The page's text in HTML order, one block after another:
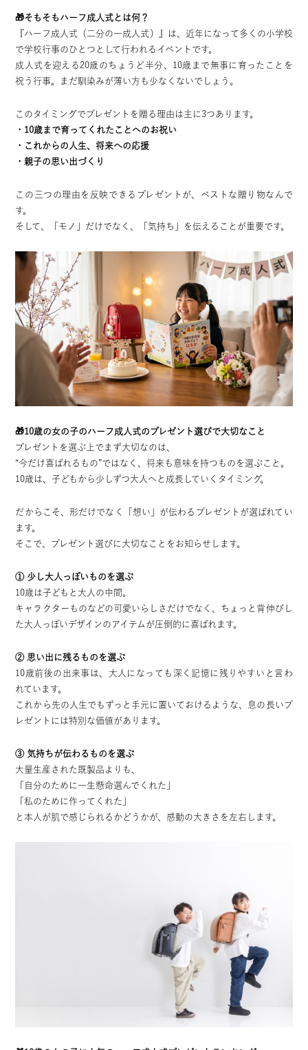
🎁そもそもハーフ成人式とは何？
『ハーフ成人式（二分の一成人式）』は、近年になって多くの小学校
で学校行事のひとつとして行われるイベントです。
成人式を迎える20歳のちょうど半分、10歳まで無事に育ったことを
祝う行事。まだ馴染みが薄い方も少なくないでしょう。
このタイミングでプレゼントを贈る理由は主に3つあります。
・10歳まで育ってくれたことへのお祝い
・これからの人生、将来への応援
・親子の思い出づくり
この三つの理由を反映できるプレゼントが、ベストな贈り物なんで
す。
そして、「モノ」だけでなく、「気持ち」を伝えることが重要です。
🎁10歳の女の子のハーフ成人式のプレゼント選びで大切なこと
プレゼントを選ぶ上でまず大切なのは、
“今だけ喜ばれるもの”ではなく、将来も意味を持つものを選ぶこと。
10歳は、子どもから少しずつ大人へと成長していくタイミング。
だからこそ、形だけでなく「想い」が伝わるプレゼントが選ばれてい
ます。
そこで、プレゼント選びに大切なことをお知らせします。
① 少し大人っぽいものを選ぶ
10歳は子どもと大人の中間。
キャラクターものなどの可愛いらしさだけでなく、ちょっと背伸びし
た大人っぽいデザインのアイテムが圧倒的に喜ばれます。
② 思い出に残るものを選ぶ
10歳前後の出来事は、大人になっても深く記憶に残りやすいと言わ
れています。
これから先の人生でもずっと手元に置いておけるような、息の長いプ
レゼントには特別な価値があります。
③ 気持ちが伝わるものを選ぶ
大量生産された既製品よりも、
「自分のために一生懸命選んでくれた」
「私のために作ってくれた」
と本人が肌で感じられるかどうかが、感動の大きさを左右します。